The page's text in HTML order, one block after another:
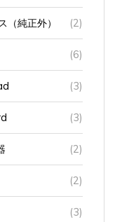
純正外） (2)
(6)
(3)
(3)
(2)
(2)
(3)